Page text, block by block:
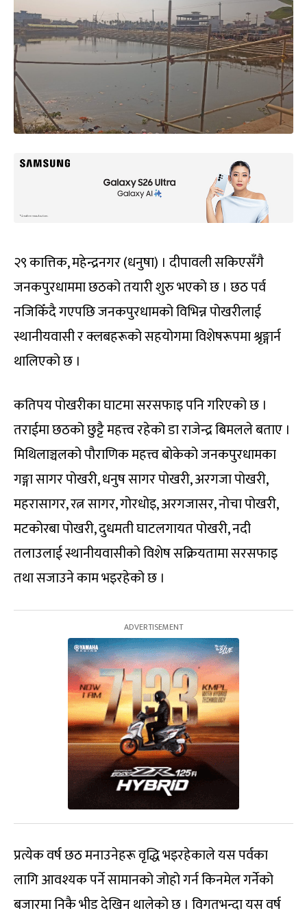
२९ कात्तिक, महेन्द्रनगर (धनुषा) । दीपावली सकिएसँगै
जनकपुरधाममा छठको तयारी शुरु भएको छ । छठ पर्व
नजिकिँदै गएपछि जनकपुरधामको विभिन्न पोखरीलाई
स्थानीयवासी र क्लबहरूको सहयोगमा विशेषरूपमा श्रृङ्गार्न
थालिएको छ ।
कतिपय पोखरीका घाटमा सरसफाइ पनि गरिएको छ ।
तराईमा छठको छुट्टै महत्त्व रहेको डा राजेन्द्र बिमलले बताए ।
मिथिलाञ्चलको पौराणिक महत्त्व बोकेको जनकपुरधामका
गङ्गा सागर पोखरी, धनुष सागर पोखरी, अरगजा पोखरी,
महरासागर, रत्न सागर, गोरधोइ, अरगजासर, नोचा पोखरी,
मटकोरबा पोखरी, दुधमती घाटलगायत पोखरी, नदी
तलाउलाई स्थानीयवासीको विशेष सक्रियतामा सरसफाइ
तथा सजाउने काम भइरहेको छ ।
प्रत्येक वर्ष छठ मनाउनेहरू वृद्धि भइरहेकाले यस पर्वका
लागि आवश्यक पर्ने सामानको जोहो गर्न किनमेल गर्नेको
बजारमा निकै भीड देखिन थालेको छ । विगतभन्दा यस वर्ष